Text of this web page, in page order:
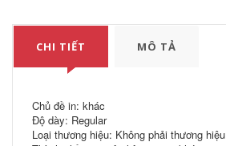
CHI TIẾT MÔ TẢ
Chủ đề in: khác
Độ dày: Regular
Loại thương hiệu: Không phải thương hiệu